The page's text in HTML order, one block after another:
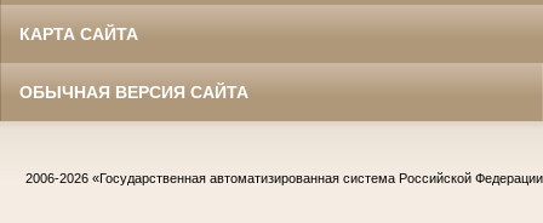
КАРТА САЙТА
ОБЫЧНАЯ ВЕРСИЯ САЙТА
2006-2026 «Государственная автоматизированная система Российской